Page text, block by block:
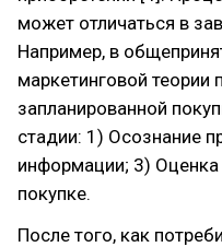
может отличаться в
Например, в
маркетинговой теории
запланированной
стадии: 1) Осознание
информации; 3)
покупке.
После того, как